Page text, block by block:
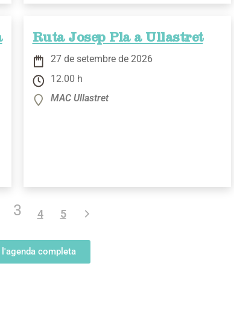
Ruta Josep Pla a Ullastret
27 de setembre de 2026
12.00 h
MAC Ullastret
3 4 5
completa